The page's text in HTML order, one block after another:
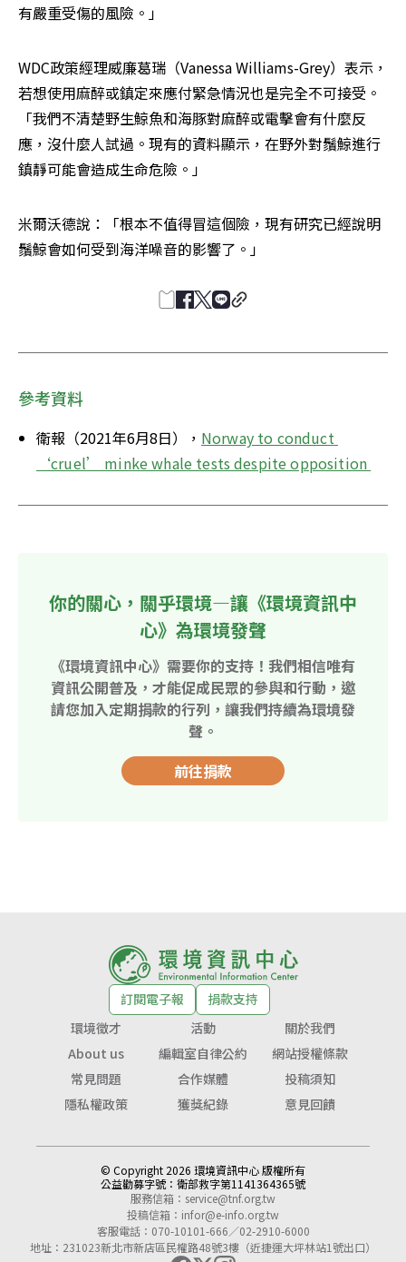
有嚴重受傷的風險。」
WDC政策經理威廉葛瑞（Vanessa Williams-Grey）表示，
若想使用麻醉或鎮定來應付緊急情況也是完全不可接受。
「我們不清楚野生鯨魚和海豚對麻醉或電擊會有什麼反
應，沒什麼人試過。現有的資料顯示，在野外對鬚鯨進行
鎮靜可能會造成生命危險。」
米爾沃德說：「根本不值得冒這個險，現有研究已經說明
鬚鯨會如何受到海洋噪音的影響了。」
參考資料
衛報（2021年6月8日）， Norway to conduct
‘cruel’ minke whale tests despite opposition
你的關心，關乎環境—讓《環境資訊中
心》為環境發聲
《環境資訊中心》需要你的支持！我們相信唯有
資訊公開普及，才能促成民眾的參與和行動，邀
請您加入定期捐款的行列，讓我們持續為環境發
聲。
前往捐款
訂閱電子報
捐款支持
環境徵才
活動
關於我們
About us
編輯室自律公約
網站授權條款
常見問題
合作媒體
投稿須知
隱私權政策
獲獎紀錄 意見回饋
© Copyright 2026 環境資訊中心 版權所有
公益勸募字號： 衛部救字第1141364365號
服務信箱： service@tnf.org.tw
投稿信箱： infor@e-info.org.tw
客服電話：070-10101-666／02-2910-6000
地址：231023新北市新店區民權路48號3樓（近捷運大坪林站1號出口）